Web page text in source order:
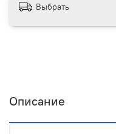
Выбрать
Описание